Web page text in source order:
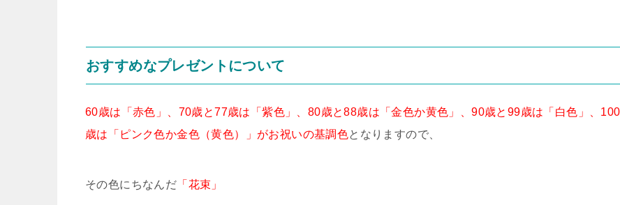
おすすめなプレゼントについて
60歳は「赤色」、70歳と77歳は「紫色」、80歳と88歳は「金色か黄色」、90歳と99歳は「白色」、100
歳は「ピンク色か金色（黄色）」がお祝いの基調色となりますので、
その色にちなんだ 「花束」